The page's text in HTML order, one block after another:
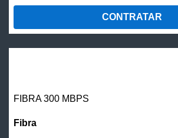
CONTRATAR
FIBRA 300 MBPS